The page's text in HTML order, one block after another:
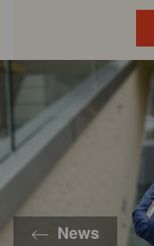
News
Gondola
academy
Gondola
society